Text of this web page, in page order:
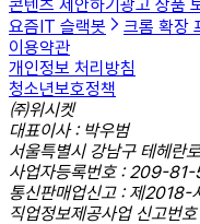
콘텐츠 제안하기 광고 상품
요즘IT 슬랙봇
크롬 확장
이용약관
개인정보 처리방침
청소년보호정책
㈜위시켓
대표이사 : 박우범
서울특별시 강남구 테헤란
사업자등록번호 : 209-
통신판매업신고 : 제
직업정보제공사업 신고